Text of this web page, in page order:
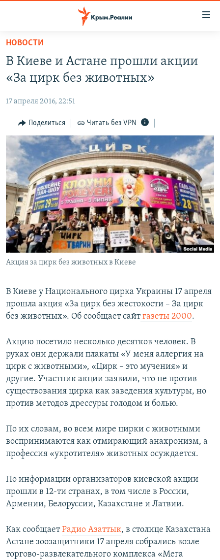
Вернуться
основному
содержанию
навигации
Вернутся
поиску
СПЕЦПРОЕКТЫ
КАРТА ВОЕННЫХ ОБЪЕКТОВ КРЫМА
11 ЛЕТ ОККУПАЦИИ КРЫМА. 11 ИСТОРИЙ СОПРОТИВЛЕНИЯ
ИСТОРИЯ
ЕЩЕ
ИНТЕРАКТИВ
ИНФОГРАФИКА
ТЕЛЕПРОЕКТ КРЫМ.РЕАЛИИ
СОВЕТЫ ПРАВОЗАЩИТНИКОВ
ПРОПАВШИЕ БЕЗ ВЕСТИ
ПОБЕДИТЕЛЕЙ НЕ СУДЯТ?
КРЫМ.НЕПОКОРЕННЫЙ
ELIFBE
РАДІО СВОБОДА
КАК ОБОЙТИ БЛОКИРОВКУ
Українською
Qırımtatar
ПРИСОЕДИНЯЙТЕСЬ!
Все сайты RFE/RL
НОВОСТИ
В Киеве и Астане прошли акции
«За цирк без животных»
17 апреля 2016, 22:51
Поделиться Читать без VPN
Акция за цирк без животных в Киеве
В Киеве у Национального цирка Украины 17 апреля
прошла акция «За цирк без жестокости – За цирк
без животных». Об сообщает сайтгазеты 2000.
Акцию посетило несколько десятков человек. В
руках они держали плакаты «У меня аллергия на
цирк с животными», «Цирк – это мучения» и
другие. Участник акции заявили, что не против
существования цирка как заведения культуры, но
против методов дрессуры голодом и болью.
По их словам, во всем мире цирки с животными
воспринимаются как отмирающий анахронизм, а
профессия «укротителя» животных осуждается.
По информации организаторов киевской акции
прошли в 12-ти странах, в том числе в России,
Армении, Белоруссии, Казахстане и Латвии.
Как сообщаетРадио Азаттык, в столице Казахстана
Астане зоозащитники 17 апреля собрались возле
торгово-развлекательного комплекса «Мега